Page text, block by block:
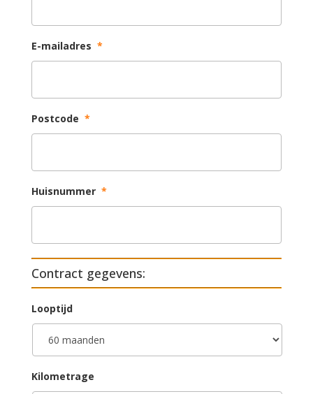
E-mailadres *
Postcode *
Huisnummer *
Contract gegevens:
Looptijd
Kilometrage